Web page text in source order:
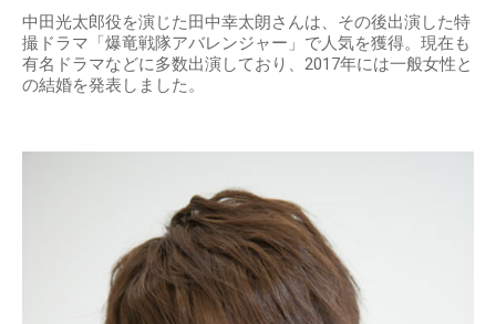
中田光太郎役を演じた田中幸太朗さんは、その後出演した特
撮ドラマ「爆竜戦隊アバレンジャー」で人気を獲得。現在も
有名ドラマなどに多数出演しており、2017年には一般女性と
の結婚を発表しました。